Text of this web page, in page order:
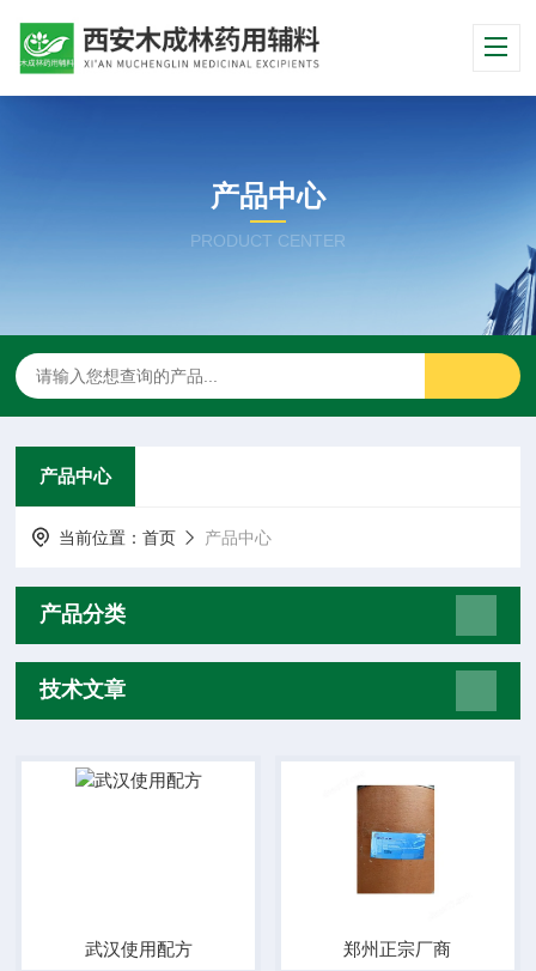
产品中心
PRODUCT CENTER
产品中心
当前位置：首页 产品中心
产品分类
技术文章
武汉使用配方 郑州正宗厂商